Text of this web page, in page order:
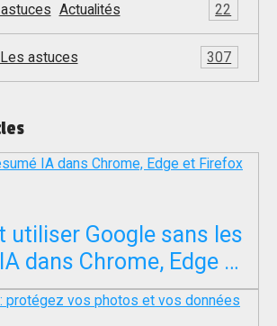
Actualités 22
Les astuces 307
utiliser Google sans les
dans Chrome, Edge et